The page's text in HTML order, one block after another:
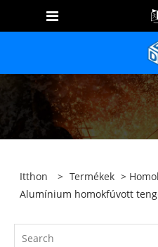
Itthon > Termékek >
Alumínium homokfúvott